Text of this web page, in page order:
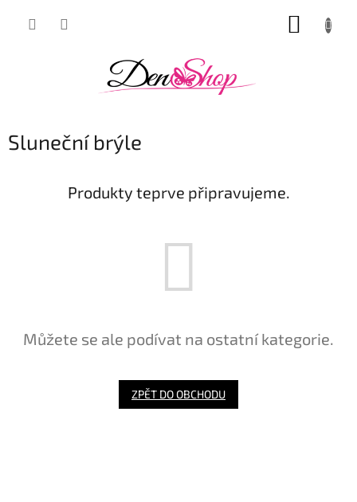
Sluneční brýle
Produkty teprve připravujeme.
Můžete se ale podívat na ostatní kategorie.
ZPĚT DO OBCHODU